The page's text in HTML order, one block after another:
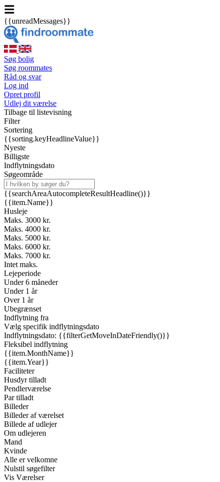
{{unreadMessages}}
Søg bolig
Søg roommates
Råd og svar
Log ind
Opret profil
Udlej dit værelse
Tilbage til listevisning
Filter
Sortering
{{sorting.keyHeadlineValue}}
Nyeste
Billigste
Indflytningsdato
Søgeområde
{{searchAreaAutocompleteResultHeadline()}}
{{item.Name}}
Husleje
Maks. 3000 kr.
Maks. 4000 kr.
Maks. 5000 kr.
Maks. 6000 kr.
Maks. 7000 kr.
Intet maks.
Lejeperiode
Under 6 måneder
Under 1 år
Over 1 år
Ubegrænset
Indflytning fra
Vælg specifik indflytningsdato
Indflytningsdato: {{filterGetMoveInDateFriendly()}}
Fleksibel indflytning
{{item.MonthName}}
{{item.Year}}
Faciliteter
Husdyr tilladt
Pendlerværelse
Par tilladt
Billeder
Billeder af værelset
Billede af udlejer
Om udlejeren
Mand
Kvinde
Alle er velkomne
Nulstil søgefilter
Vis Værelser